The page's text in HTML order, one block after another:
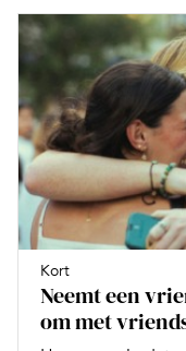
Kort
Neemt een
om met